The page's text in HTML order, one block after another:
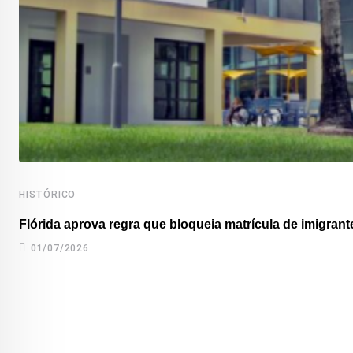
HISTÓRICO
Flórida aprova regra que bloqueia matrícula de
01/07/2026